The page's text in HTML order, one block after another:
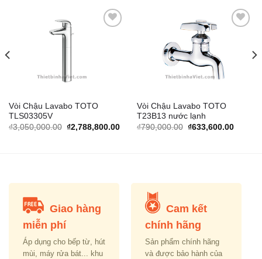
Vòi Chậu Lavabo TOTO
TLS03305V
₫3,050,000.00 Original
price
₫2,788,800.00Current
Vòi Chậu Lavabo TOTO
T23B13 nước lạnh
₫790,000.00 Original
₫633,600.00Current
Giao hàng
miễn phí
Áp dụng cho bếp từ, hút
mùi, máy rửa bát... khu
Cam kết
chính hãng
Sản phẩm chính hãng
và được bảo hành của